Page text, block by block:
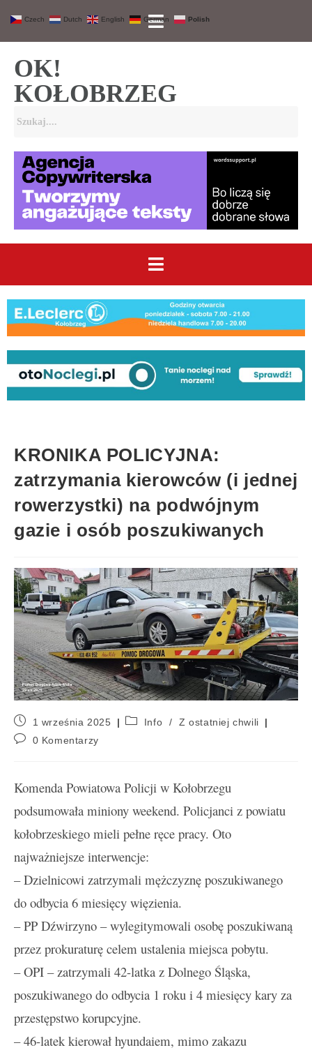
OK!
KOŁOBRZEG
KRONIKA POLICYJNA:
zatrzymania kierowców (i jednej
rowerzystki) na podwójnym
gazie i osób poszukiwanych
1 września 2025 Info /
Z ostatniej chwili
0 Komentarzy
Komenda Powiatowa Policji w Kołobrzegu
podsumowała miniony weekend. Policjanci z powiatu
kołobrzeskiego mieli pełne ręce pracy. Oto
najważniejsze interwencje:
– Dzielnicowi zatrzymali mężczyznę poszukiwanego
do odbycia 6 miesięcy więzienia.
– PP Dźwirzyno – wylegitymowali osobę poszukiwaną
przez prokuraturę celem ustalenia miejsca pobytu.
– OPI – zatrzymali 42-latka z Dolnego Śląska,
poszukiwanego do odbycia 1 roku i 4 miesięcy kary za
przestępstwo korupcyjne.
– 46-latek kierował hyundaiem, mimo zakazu
Czech Dutch English German Polish